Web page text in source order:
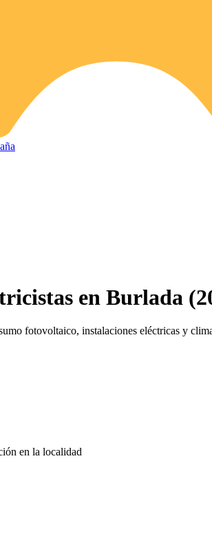
en Burlada
fotovoltaico, instalaciones eléctricas y
en la localidad